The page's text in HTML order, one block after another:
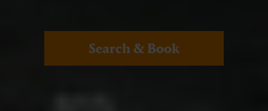
Search & Book